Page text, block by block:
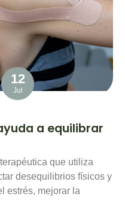
12
Jul
a equilibrar
que utiliza
desequilibrios físicos y
estrés, mejorar la